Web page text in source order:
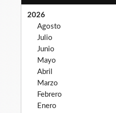
2026
Agosto
Julio
Junio
Mayo
Abril
Marzo
Febrero
Enero